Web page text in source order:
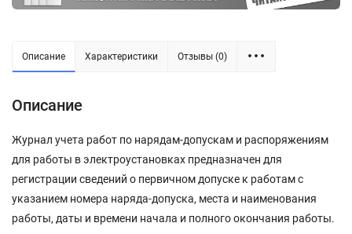
Описание Характеристики Отзывы (0)
Описание
Журнал учета работ по нарядам-допускам и распоряжениям
для работы в электроустановках предназначен для
регистрации сведений о первичном допуске к работам с
указанием номера наряда-допуска, места и наименования
работы, даты и времени начала и полного окончания работы.